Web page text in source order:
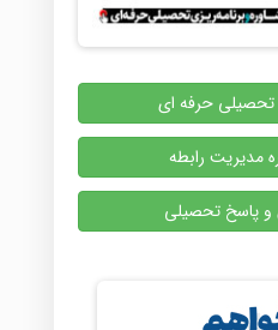
حرفه ای
مدیریت رابطه
پاسخ تحصیلی